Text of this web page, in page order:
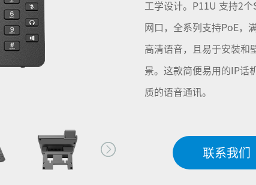
工学设计。P11U 支持2
网口，全系列支持PoE，
高清语音，且易于安装和
景。这款简便易用的IP话
质的语音通讯。
联系我们